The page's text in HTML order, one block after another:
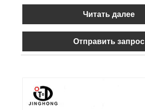
Читать далее
Отправить запрос